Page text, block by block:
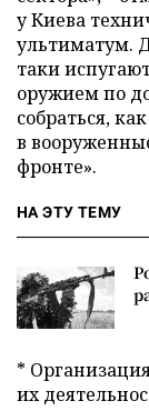
у Киева
ультиматум.
таки
оружием по
собраться,
в
фронте».
НА ЭТУ ТЕМУ
*
их